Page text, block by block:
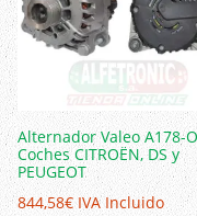
Alternador Valeo A178-
Coches CITROËN, DS y
PEUGEOT
844,58€ IVA Incluido